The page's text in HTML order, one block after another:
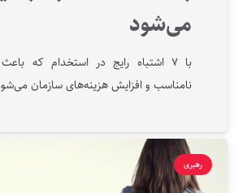
می‌شود
با ۷ اشتباه رایج در استخدام که
نامناسب و افزایش هزینه‌های سازمان
رهبری